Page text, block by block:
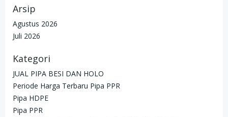
Arsip
Agustus 2026
Juli 2026
Kategori
JUAL PIPA BESI DAN HOLO
Periode Harga Terbaru Pipa PPR
Pipa HDPE
Pipa PPR